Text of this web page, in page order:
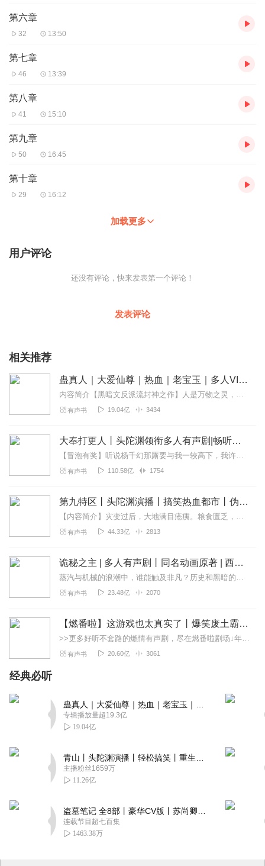
第六章
32 13:50
第七章
46 13:39
第八章
41 15:10
第九章
50 16:45
第十章
29 16:12
加载更多
用户评论
还没有评论，快来发表第一个评论！
发表评论
相关推荐
蛊真人｜大爱仙尊｜热血｜老宝玉｜多人VIP免费有声剧
内容简介【黑暗文反派流封神之作】人是万物之灵，蛊是天地真精。一个穿越者不断重生的故事。一个养蛊、炼蛊、用蛊的奇特世界。配音组（男角色）老宝玉旁白...
有声书 19.04亿 3434
大奉打更人丨头陀渊领衔多人有声剧|畅听全集|王鹤棣、田曦薇主演影视剧原著|卖报小郎君
【冒泡有奖】听说杨千幻那厮要与我一较高下，我许七安要开始装叉了！快进入声音播放页戳下方输入框，冒个泡偷偷告诉我，我要用哪些诗词才能胜过他？说得好的，有赏！202...
有声书 110.58亿 1754
第九特区丨头陀渊演播丨搞笑热血都市丨伪戒丨VIP免费多人有声剧
【内容简介】灾变过后，大地满目疮痍。粮食匮乏，资源紧俏，局势混乱……一位从待规划区杀出来的青年，背对着漫天黄沙，孤身来到九区谋生，却不曾想偶然结识三五好友，一念...
有声书 44.33亿 2813
诡秘之主 | 多人有声剧丨同名动画原著 | 西幻克苏鲁 | 乌贼作品
蒸汽与机械的浪潮中，谁能触及非凡？历史和黑暗的迷雾里，又是谁在耳语？我从诡秘中醒来，睁眼看见这个世界：枪械，大炮，巨舰，飞空艇，差分机；魔药，占卜，诅咒，倒吊人...
有声书 23.48亿 2070
【燃番啦】这游戏也太真实了丨爆笑废土霸榜神作丨紫襟剧社制作
>>更多好听不套路的燃情有声剧，尽在燃番啦剧场↓年度重磅推荐本专辑为VIP免费专辑每天上午10点5集更新，订阅可以听到最新内容哦！每周抽一个专辑五星优质评论送...
有声书 20.60亿 3061
经典必听
专辑播放量超19.3亿
19.04亿
主播粉丝1659万
11.26亿
连载节目超七百集
1463.38万